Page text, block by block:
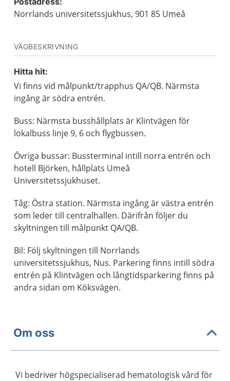
Norrlands universitetssjukhus, 901 85 Umeå
VÄGBESKRIVNING
Hitta hit:
Vi finns vid målpunkt/trapphus QA/QB. Närmsta
ingång är södra entrén.
Buss: Närmsta busshållplats är Klintvägen för
lokalbuss linje 9, 6 och flygbussen.
Övriga bussar: Bussterminal intill norra entrén och
hotell Björken, hållplats Umeå
Universitetssjukhuset.
Tåg: Östra station. Närmsta ingång är västra entrén
som leder till centralhallen. Därifrån följer du
skyltningen till målpunkt QA/QB.
Bil: Följ skyltningen till Norrlands
universitetssjukhus, Nus. Parkering finns intill södra
entrén på Klintvägen och långtidsparkering finns på
andra sidan om Köksvägen.
Om oss
Vi bedriver högspecialiserad hematologisk vård för